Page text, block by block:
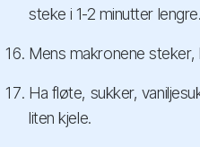
steke i 1-2 minutter lengre.
Mens makronene steker,
Ha fløte, sukker,
liten kjele.